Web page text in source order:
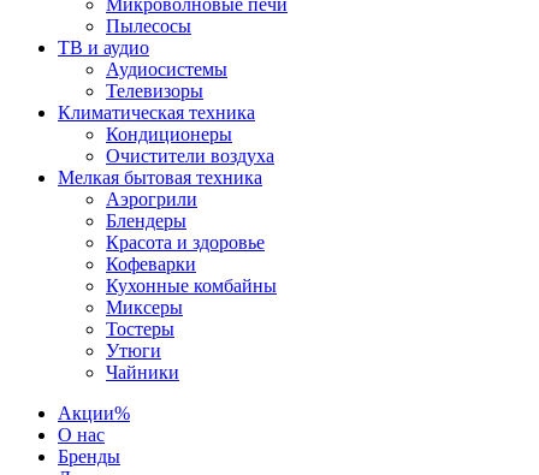
Пылесосы
ТВ и аудио
Аудиосистемы
Телевизоры
Климатическая техника
Кондиционеры
Очистители воздуха
Мелкая бытовая техника
Аэрогрили
Блендеры
Красота и здоровье
Кофеварки
Кухонные комбайны
Миксеры
Тостеры
Утюги
Чайники
Акции%
О нас
Бренды